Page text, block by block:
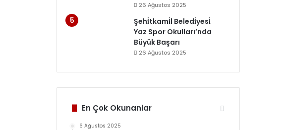
26 Ağustos 2025
Şehi̇tkami̇l Beledi̇yesi̇
Yaz Spor Okulları’nda
Büyük Başarı
26 Ağustos 2025
En Çok Okunanlar
6 Ağustos 2025